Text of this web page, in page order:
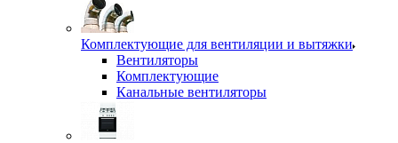
Комплектующие для вентиляции и вытяжки
Вентиляторы
Комплектующие
Канальные вентиляторы